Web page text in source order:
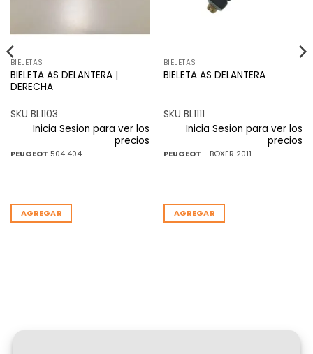
BIELETAS
BIELETA AS DELANTERA |
DERECHA
SKU BL1103
Inicia Sesion para ver los
precios
PEUGEOT 504 404
AGREGAR
BIELETAS
BIELETA AS DELANTERA
SKU BL1111
Inicia Sesion para ver los
precios
PEUGEOT - BOXER 2011...
AGREGAR